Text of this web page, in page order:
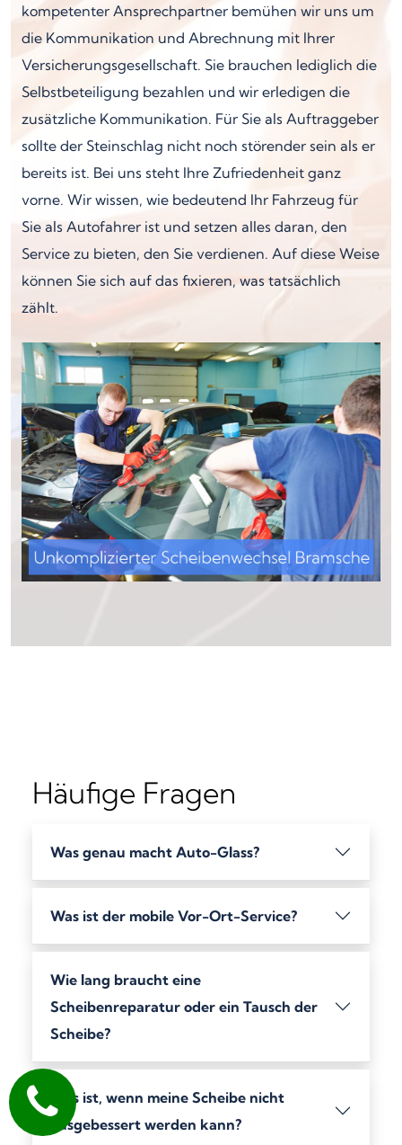
kompetenter Ansprechpartner bemühen wir uns um
die Kommunikation und Abrechnung mit Ihrer
Versicherungsgesellschaft. Sie brauchen lediglich die
Selbstbeteiligung bezahlen und wir erledigen die
zusätzliche Kommunikation. Für Sie als Auftraggeber
sollte der Steinschlag nicht noch störender sein als er
bereits ist. Bei uns steht Ihre Zufriedenheit ganz
vorne. Wir wissen, wie bedeutend Ihr Fahrzeug für
Sie als Autofahrer ist und setzen alles daran, den
Service zu bieten, den Sie verdienen. Auf diese Weise
können Sie sich auf das fixieren, was tatsächlich
zählt.
Häufige Fragen
Was genau macht Auto-Glass?
Was ist der mobile Vor-Ort-Service?
Wie lang braucht eine
Scheibenreparatur oder ein Tausch der
Scheibe?
Was ist, wenn meine Scheibe nicht
ausgebessert werden kann?